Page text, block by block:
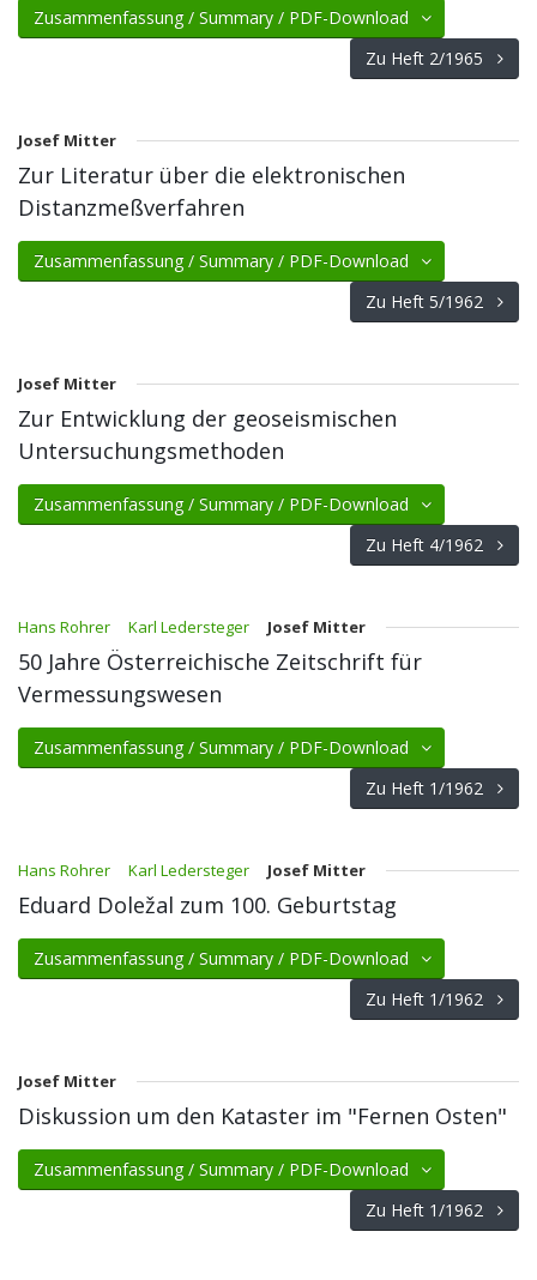
Zusammenfassung / Summary / PDF-Download
Zu Heft 2/1965
Josef Mitter
Zur Literatur über die elektronischen
Distanzmeßverfahren
Zusammenfassung / Summary / PDF-Download
Zu Heft 5/1962
Josef Mitter
Zur Entwicklung der geoseismischen
Untersuchungsmethoden
Zusammenfassung / Summary / PDF-Download
Zu Heft 4/1962
Hans Rohrer Karl Ledersteger Josef Mitter
50 Jahre Österreichische Zeitschrift für
Vermessungswesen
Zusammenfassung / Summary / PDF-Download
Zu Heft 1/1962
Hans Rohrer Karl Ledersteger Josef Mitter
Eduard Doležal zum 100. Geburtstag
Zusammenfassung / Summary / PDF-Download
Zu Heft 1/1962
Josef Mitter
Diskussion um den Kataster im "Fernen Osten"
Zusammenfassung / Summary / PDF-Download
Zu Heft 1/1962